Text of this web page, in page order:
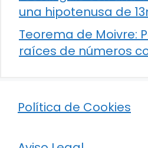
una hipotenusa de
Teorema de Moivre:
raíces de números
Política de Cookies